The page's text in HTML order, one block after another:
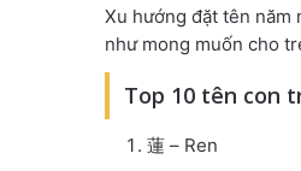
Xu hướng đặt tên năm
như mong muốn cho
Top 10 tên con
蓮 – Ren